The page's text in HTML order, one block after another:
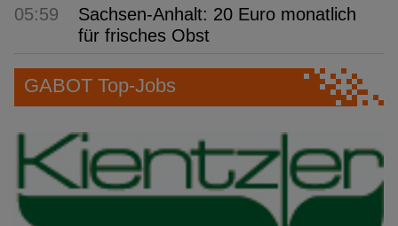
05:59
Sachsen-Anhalt: 20 Euro monatlich
für frisches Obst
GABOT Top-Jobs